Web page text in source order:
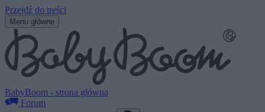
Przejdź do treści
Menu główne
BabyBoom - strona główna
Forum